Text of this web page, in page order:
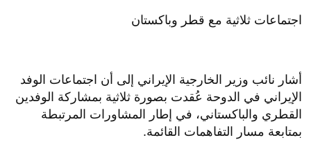
اجتماعات ثلاثية مع قطر وباكستان
أشار نائب وزير الخارجية الإيراني إلى أن اجتماعات الوفد
الإيراني في الدوحة عُقدت بصورة ثلاثية بمشاركة الوفدين
القطري والباكستاني، في إطار المشاورات المرتبطة
بمتابعة مسار التفاهمات القائمة.